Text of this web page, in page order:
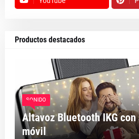
Productos destacados
SONIDO
Altavoz Bluetooth IKG
móvil